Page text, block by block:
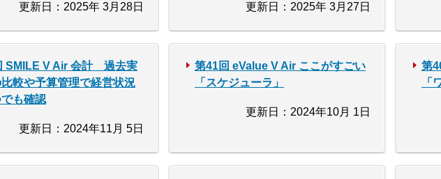
更新日：2025年 3月28日 更新日：2025年 3月27日
SMILE V Air 会計 過去実
較や予算管理で経営状況
も確認
更新日：2024年11月 5日
第41回 eValue V Air ここがすごい
「スケジューラ」
更新日：2024年10月 1日
第
「